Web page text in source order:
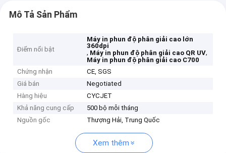
Mô Tả Sản Phẩm
Điểm nổi bật
Máy in phun độ phân giải cao lớn
360dpi
, Máy in phun độ phân giải cao QR UV,
Máy in phun độ phân giải cao C700
Chứng nhận
CE, SGS
Giá bán
Negotiated
Hàng hiệu
CYCJET
Khả năng cung cấp
500 bộ mỗi tháng
Nguồn gốc
Thượng Hải, Trung Quốc
Xem thêm